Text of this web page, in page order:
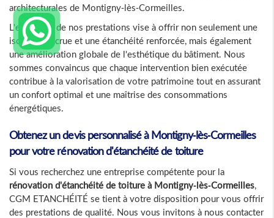
architecturales de Montigny-lès-Cormeilles.
L'ensemble de nos prestations vise à offrir non seulement une
isolation accrue et une étanchéité renforcée, mais également
une amélioration globale de l'esthétique du bâtiment. Nous
sommes convaincus que chaque intervention bien exécutée
contribue à la valorisation de votre patrimoine tout en assurant
un confort optimal et une maîtrise des consommations
énergétiques.
Obtenez un devis personnalisé à Montigny-lès-Cormeilles
pour votre rénovation d'étanchéité de toiture
Si vous recherchez une entreprise compétente pour la
rénovation d'étanchéité de toiture à Montigny-lès-Cormeilles,
CGM ETANCHÉITÉ se tient à votre disposition pour vous offrir
des prestations de qualité. Nous vous invitons à nous contacter